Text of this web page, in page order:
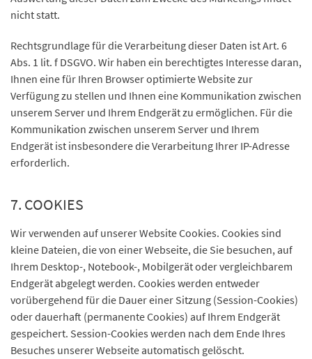
nicht statt.
Rechtsgrundlage für die Verarbeitung dieser Daten ist Art. 6
Abs. 1 lit. f DSGVO. Wir haben ein berechtigtes Interesse daran,
Ihnen eine für Ihren Browser optimierte Website zur
Verfügung zu stellen und Ihnen eine Kommunikation zwischen
unserem Server und Ihrem Endgerät zu ermöglichen. Für die
Kommunikation zwischen unserem Server und Ihrem
Endgerät ist insbesondere die Verarbeitung Ihrer IP-Adresse
erforderlich.
7. COOKIES
Wir verwenden auf unserer Website Cookies. Cookies sind
kleine Dateien, die von einer Webseite, die Sie besuchen, auf
Ihrem Desktop-, Notebook-, Mobilgerät oder vergleichbarem
Endgerät abgelegt werden. Cookies werden entweder
vorübergehend für die Dauer einer Sitzung (Session-Cookies)
oder dauerhaft (permanente Cookies) auf Ihrem Endgerät
gespeichert. Session-Cookies werden nach dem Ende Ihres
Besuches unserer Webseite automatisch gelöscht.